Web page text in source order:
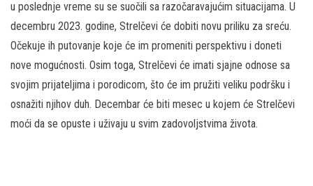
u poslednje vreme su se suočili sa razočaravajućim situacijama. U
decembru 2023. godine, Strelčevi će dobiti novu priliku za sreću.
Očekuje ih putovanje koje će im promeniti perspektivu i doneti
nove mogućnosti. Osim toga, Strelčevi će imati sjajne odnose sa
svojim prijateljima i porodicom, što će im pružiti veliku podršku i
osnažiti njihov duh. Decembar će biti mesec u kojem će Strelčevi
moći da se opuste i uživaju u svim zadovoljstvima života.